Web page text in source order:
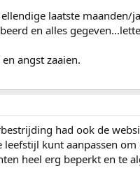
ellendige laatste
en alles
angst zaaien.
had ook de
leefstijl kunt aanpassen
heel erg beperkt en te